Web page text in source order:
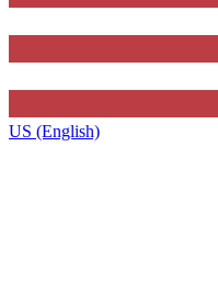
US (English)